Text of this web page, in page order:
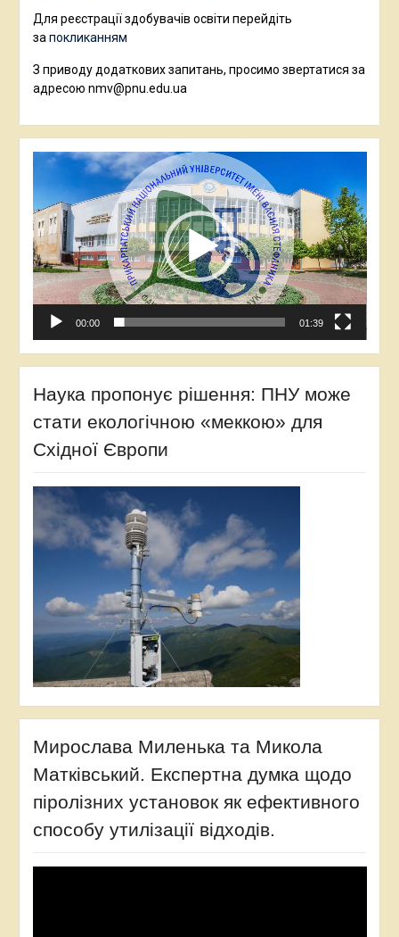
Для реєстрації здобувачів освіти перейдіть
запокликанням
З приводу додаткових запитань, просимо звертатися за
адресою nmv@pnu.edu.ua
Відеопрогравач
00:00 01:39
Наука пропонує рішення: ПНУ може
стати екологічною «меккою» для
Східної Європи
Мирослава Миленька та Микола
Матківський. Експертна думка щодо
піролізних установок як ефективного
способу утилізації відходів.